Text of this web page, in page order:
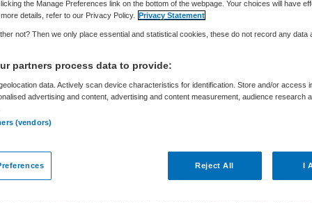
Skipr Redactie 18 november 2016,11:42 47 keer gelezen
van de meest gekozen basisverzekering van
met 8 euro toe naar 117,45 euro per maand.
de reserves is de premiestijging beperkt
weten.
zorgverzekeraars hebben al eerder ook
aangekondigd. Die stroken niet met de
the Manage Preferences link on the bottom of the webpage. Your choices will have
details, refer to our Privacy Policy. Privacy Statement
not? Then we only place essential and statistical cookies, these do not record any data
partners process data to provide:
data. Actively scan device characteristics for identification. Store and/or access
advertising and content, advertising and content measurement, audience research
(vendors)
Reject All I